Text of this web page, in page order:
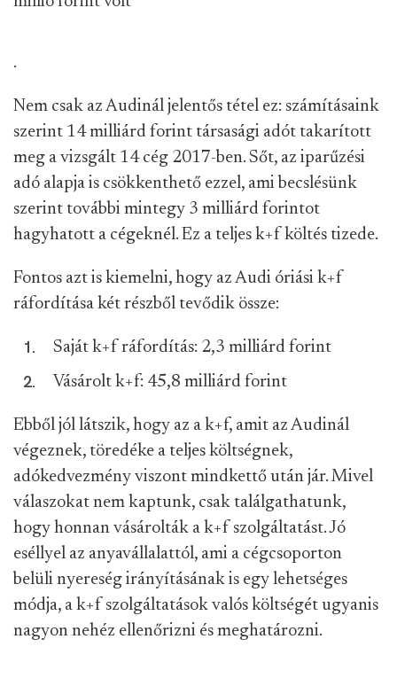
.
Nem csak az Audinál jelentős tétel ez: számításaink
szerint 14 milliárd forint társasági adót takarított
meg a vizsgált 14 cég 2017-ben. Sőt, az iparűzési
adó alapja is csökkenthető ezzel, ami becslésünk
szerint további mintegy 3 milliárd forintot
hagyhatott a cégeknél. Ez a teljes k+f költés tizede.
Fontos azt is kiemelni, hogy az Audi óriási k+f
ráfordítása két részből tevődik össze:
Saját k+f ráfordítás: 2,3 milliárd forint
Vásárolt k+f: 45,8 milliárd forint
Ebből jól látszik, hogy az a k+f, amit az Audinál
végeznek, töredéke a teljes költségnek,
adókedvezmény viszont mindkettő után jár. Mivel
válaszokat nem kaptunk, csak találgathatunk,
hogy honnan vásárolták a k+f szolgáltatást. Jó
eséllyel az anyavállalattól, ami a cégcsoporton
belüli nyereség irányításának is egy lehetséges
módja, a k+f szolgáltatások valós költségét ugyanis
nagyon nehéz ellenőrizni és meghatározni.